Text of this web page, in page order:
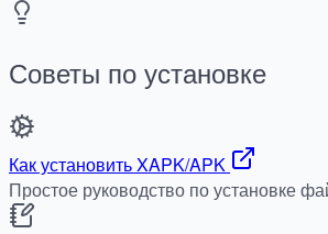
Советы по установке
Как установить XAPK/APK
Простое руководство по установке